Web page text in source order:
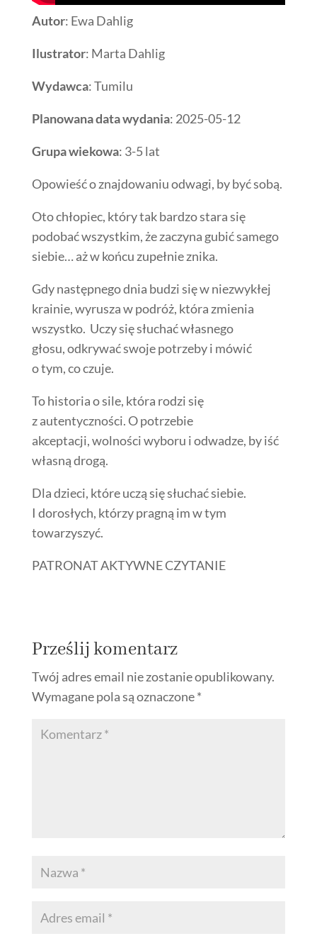
Autor: Ewa Dahlig
Ilustrator: Marta Dahlig
Wydawca: Tumilu
Planowana data wydania: 2025-05-12
Grupa wiekowa: 3-5 lat
Opowieść o znajdowaniu odwagi, by być sobą.
Oto chłopiec, który tak bardzo stara się
podobać wszystkim, że zaczyna gubić samego
siebie… aż w końcu zupełnie znika.
Gdy następnego dnia budzi się w niezwykłej
krainie, wyrusza w podróż, która zmienia
wszystko. Uczy się słuchać własnego
głosu, odkrywać swoje potrzeby i mówić
o tym, co czuje.
To historia o sile, która rodzi się
z autentyczności. O potrzebie
akceptacji, wolności wyboru i odwadze, by iść
własną drogą.
Dla dzieci, które uczą się słuchać siebie.
I dorosłych, którzy pragną im w tym
towarzyszyć.
PATRONAT AKTYWNE CZYTANIE
Prześlij komentarz
Twój adres email nie zostanie opublikowany.
Wymagane pola są oznaczone*